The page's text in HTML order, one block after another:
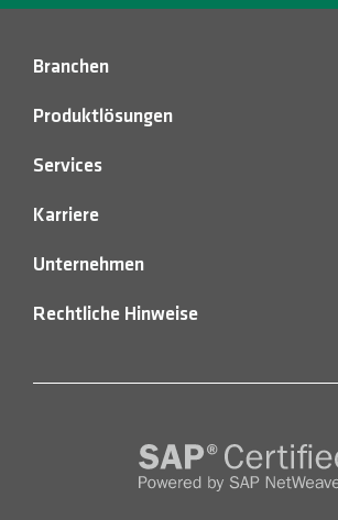
Branchen
Produktlösungen
Services
Karriere
Unternehmen
Rechtliche Hinweise